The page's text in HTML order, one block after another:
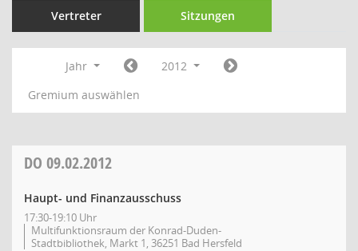
Vertreter Sitzungen
Jahr
2012
Gremium auswählen
DO 09.02.2012
Haupt- und Finanzausschuss
17:30-19:10 Uhr
Multifunktionsraum der Konrad-Duden-
Stadtbibliothek, Markt 1, 36251 Bad Hersfeld